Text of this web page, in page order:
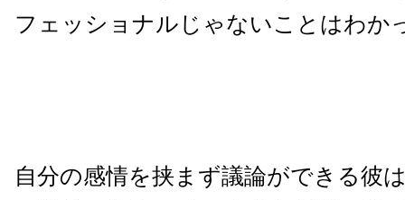
フェッショナルじゃないことはわか
自分の感情を挟まず議論ができる彼